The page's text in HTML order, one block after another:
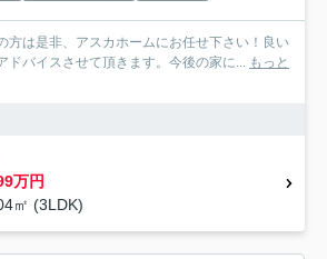
方は是非、アスカホームにお任せ下さい！良い
ドバイスさせて頂きます。今後の家に... もっと
万円
㎡ (3LDK)